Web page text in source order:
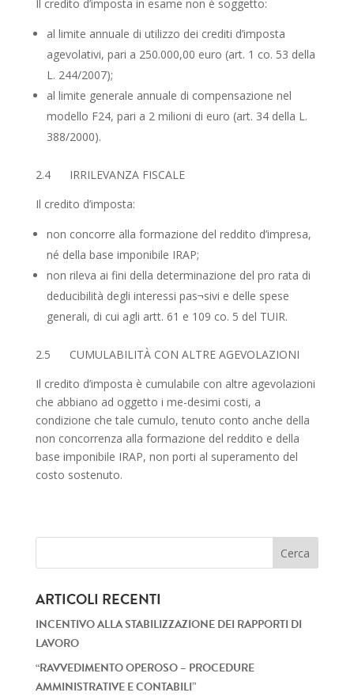
Il credito d’imposta in esame non è soggetto:
al limite annuale di utilizzo dei crediti d’imposta
agevolativi, pari a 250.000,00 euro (art. 1 co. 53 della
L. 244/2007);
al limite generale annuale di compensazione nel
modello F24, pari a 2 milioni di euro (art. 34 della L.
388/2000).
2.4 IRRILEVANZA FISCALE
Il credito d’imposta:
non concorre alla formazione del reddito d’impresa,
né della base imponibile IRAP;
non rileva ai fini della determinazione del pro rata di
deducibilità degli interessi pas¬sivi e delle spese
generali, di cui agli artt. 61 e 109 co. 5 del TUIR.
2.5 CUMULABILITÀ CON ALTRE AGEVOLAZIONI
Il credito d’imposta è cumulabile con altre agevolazioni
che abbiano ad oggetto i me-desimi costi, a
condizione che tale cumulo, tenuto conto anche della
non concorrenza alla formazione del reddito e della
base imponibile IRAP, non porti al superamento del
costo sostenuto.
ARTICOLI RECENTI
INCENTIVO ALLA STABILIZZAZIONE DEI RAPPORTI DI
LAVORO
“RAVVEDIMENTO OPEROSO – PROCEDURE
AMMINISTRATIVE E CONTABILI”